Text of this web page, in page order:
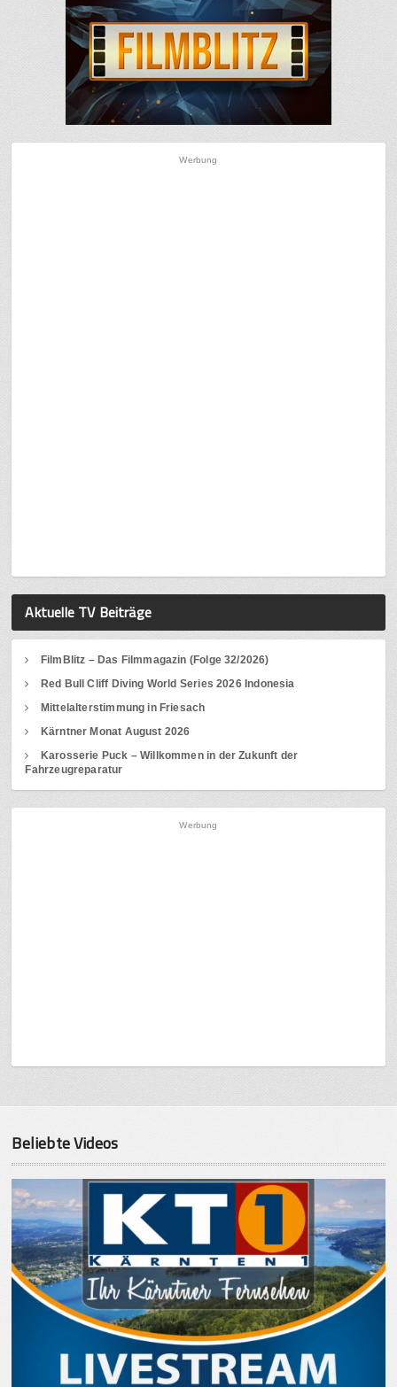
Werbung
Aktuelle TV Beiträge
FilmBlitz – Das Filmmagazin (Folge 32/2026)
Red Bull Cliff Diving World Series 2026 Indonesia
Mittelalterstimmung in Friesach
Kärntner Monat August 2026
Karosserie Puck – Willkommen in der Zukunft der
Fahrzeugreparatur
Werbung
Beliebte Videos